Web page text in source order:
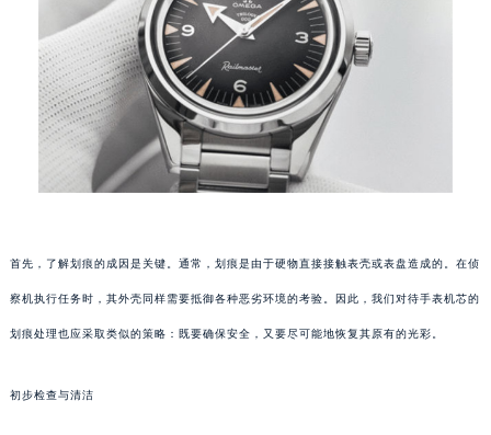
首先，了解划痕的成因是关键。通常，划痕是由于硬物直接接触表壳或表盘造成的。在侦
察机执行任务时，其外壳同样需要抵御各种恶劣环境的考验。因此，我们对待手表机芯的
划痕处理也应采取类似的策略：既要确保安全，又要尽可能地恢复其原有的光彩。
初步检查与清洁